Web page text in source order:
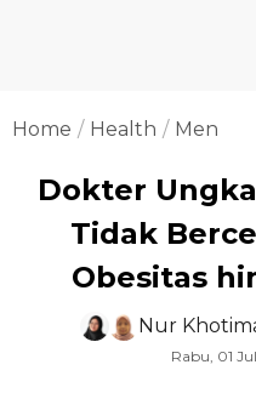
Home Health Men
Dokter
Tidak
Obesitas
Nur
Rabu, 01